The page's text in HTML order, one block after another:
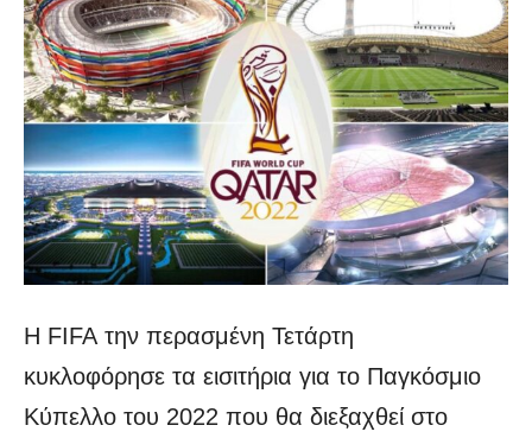
Η FIFA την περασμένη Τετάρτη
κυκλοφόρησε τα εισιτήρια για το Παγκόσμιο
Κύπελλο του 2022 που θα διεξαχθεί στο